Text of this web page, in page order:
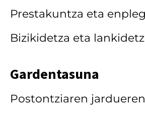
Prestakuntza eta
Bizikidetza eta
Gardentasuna
Postontziaren